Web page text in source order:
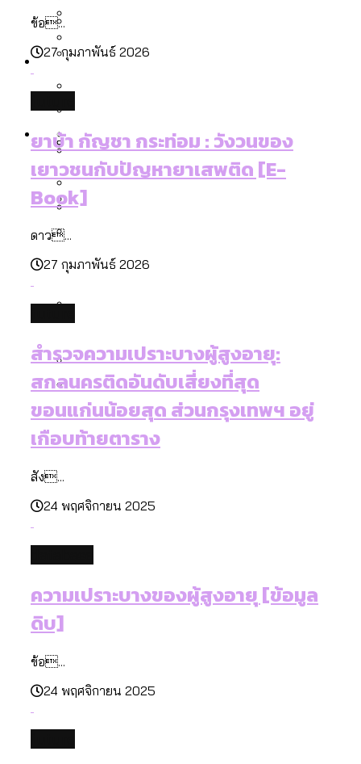
สังเกตการณ์การเลือกตั้งชวนคุยกันถึงบท
กทม. มีอำนาจแค่ไหน ในการแก้ปัญหาให้คน
ที่อาศัยอยู่ในกรุงเทพฯ
งบระบายน้ำ-ป้องกันน้ำท่วม 4 ปี (2566-
2569) ของ กทม. ในยุคชัชชาติ ลงเขตไหน
ความเกลียดชังที่ขายได้ : สำรวจ Hate
Speech ที่ถูกผลิตซ้ำผ่านวิดีโอ AI ในช่วง
ความขัดแย้งไทย-กัมพูชา
งาน ตั้งแต่ปี 2023-2024
ปีนกำแพงส่องซีรีส์จีน: จีนส่งออกภาพ
ลักษณ์แบบไหนสู่สายตาโลก
ควันบุหรี่ที่เข้าปอด [ข้อมูลดิบ]
สำรวจเศรษฐกิจในกรุงเทพฯ ผ่าน
Bangkok Index 2025
ผ่าน Bangkok Index 2025
สำรวจรายได้จากการจัดเก็บภาษีใน
กรุงเทพฯ ผ่าน Bangkok Index 2025
สำรวจสังคมผู้สูงอายุไทย : 6 จังหวัดเป็น
ตายมากกว่าเกิด
กรุงเทพฯ เมืองสังคมผู้สูงอายุ [ข้อมูลดิบ]
กรุงเทพฯ เมืองสังคมผู้สูงอายุ : 36 เขตมี
สูงอายุระดับสุดยอด
Bangkok Index 2025 : อันดับความน่าอยู่
ของ 50 เขตในกรุงเทพฯ
สังคมผู้สูงอายุไทย [ข้อมูลดิบ]
สำรวจเหตุไฟไหม้ในกรุงเทพฯ 2568
[ข้อมูลดิบ]
[ข้อมูลดิบ]
กรุงเทพฯ เมืองสังคมผู้สูงอายุ [ข้อมูลดิบ]
สวนสาธารณะและพื้นที่สีเขียวใน กทม.
[ข้อมูลดิบ]
Project
Bangkok Index 2022
DEMO Thailand
About Us
ข้อ...
27 กุมภาพันธ์ 2026
ยาบ้า กัญชา กระท่อม : วังวนของ
เยาวชนกับปัญหายาเสพติด [E-
Book]
ดาว...
27 กุมภาพันธ์ 2026
สำรวจความเปราะบางผู้สูงอายุ:
สกลนครติดอันดับเสี่ยงที่สุด
ขอนแก่นน้อยสุด ส่วนกรุงเทพฯ อยู่
เกือบท้ายตาราง
สัง...
24 พฤศจิกายน 2025
ความเปราะบางของผู้สูงอายุ [ข้อมูล
ดิบ]
ข้อ...
24 พฤศจิกายน 2025